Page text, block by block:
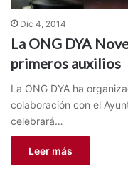
Dic 4, 2014
La ONG DYA
primeros auxilios
La ONG DYA ha
colaboración con el
celebrará…
Leer más